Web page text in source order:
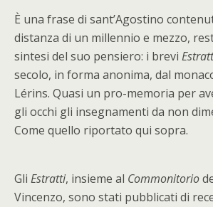
È una frase di sant’Agostino
distanza di un millennio e mezzo,
sintesi del suo pensiero: i brevi
secolo, in forma anonima, dal
Lérins. Quasi un pro-memoria per
gli occhi gli insegnamenti da non
Come quello riportato qui sopra.
Gli Estratti, insieme al Commonitorio
Vincenzo, sono stati pubblicati di